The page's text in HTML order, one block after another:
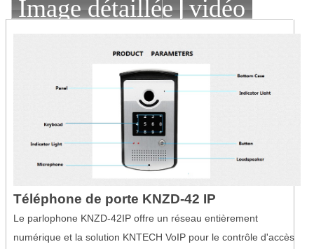
Image détaillée vidéo
Téléphone de porte KNZD-42 IP
Le parlophone KNZD-42IP offre un réseau entièrement
numérique et la solution KNTECH VoIP pour le contrôle d'accès